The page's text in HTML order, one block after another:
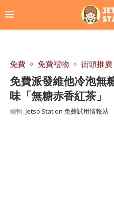
免費 免費禮物 街頭推廣
免費派發維他冷泡無
味「無糖赤香紅茶」
編輯: Jetso Station 免費試用情報站